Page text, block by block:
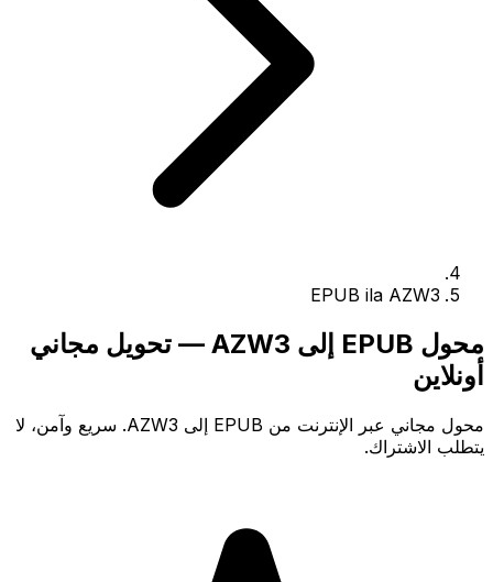
EPUB ila AZW3
محول EPUB إلى AZW3 — تحويل مجاني
أونلاين
محول مجاني عبر الإنترنت من EPUB إلى AZW3. سريع وآمن، لا
يتطلب الاشتراك.